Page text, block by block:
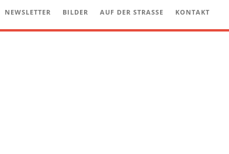
NEWSLETTER BILDER AUF DER STRASSE KONTAKT